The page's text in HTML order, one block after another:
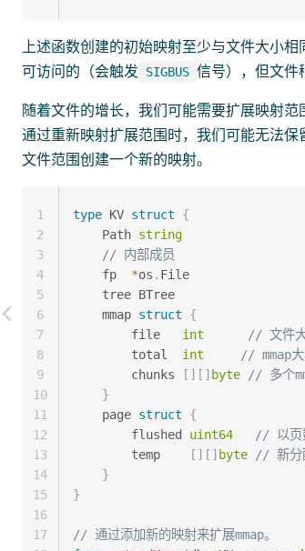
上述函数创建的初始映射至少与文件大小
可访问的（会触发
SIGBUS 信号），但文件
随着文件的增长，我们可能需要扩展映射范
通过重新映射扩展范围时，我们可能无法
文件范围创建一个新的映射。
type KV struct
{
    Path
string
// 内部成员
    fp
*os . File
    tree BTree
    mmap
struct
{
        file
int
// 文件大
        total
int
// mmap
        chunks
[ ] [ ]byte
// 多个
}
    page
struct
{
        flushed
uint64
// 以页
        temp
[ ] [ ]byte
// 新分
}
}
// 通过添加新的映射来扩展mmap。
1
2
3
4
5
6
7
8
9
10
11
12
13
14
15
16
17